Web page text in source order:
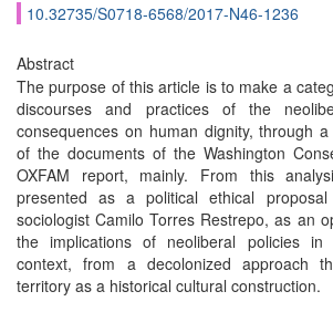
10.32735/S0718-6568/2017-N46-1236
Abstract
The purpose of this article is to make a
discourses and practices of the
consequences on human dignity, through
of the documents of the Washington
OXFAM report, mainly. From this
presented as a political ethical
sociologist Camilo Torres Restrepo, as an
the implications of neoliberal policies in
context, from a decolonized approach
territory as a historical cultural construction.